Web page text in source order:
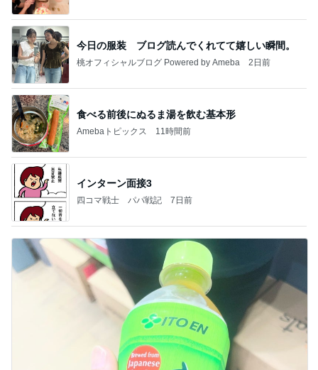
今日の服装 ブログ読んでくれてて嬉しい瞬間。
桃オフィシャルブログ Powered by Ameba 2日前
食べる前後にぬるま湯を飲む基本形
Amebaトピックス 11時間前
インターン面接3
四コマ戦士 パパ戦記 7日前